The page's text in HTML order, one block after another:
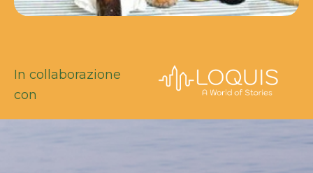
In collaborazione
con